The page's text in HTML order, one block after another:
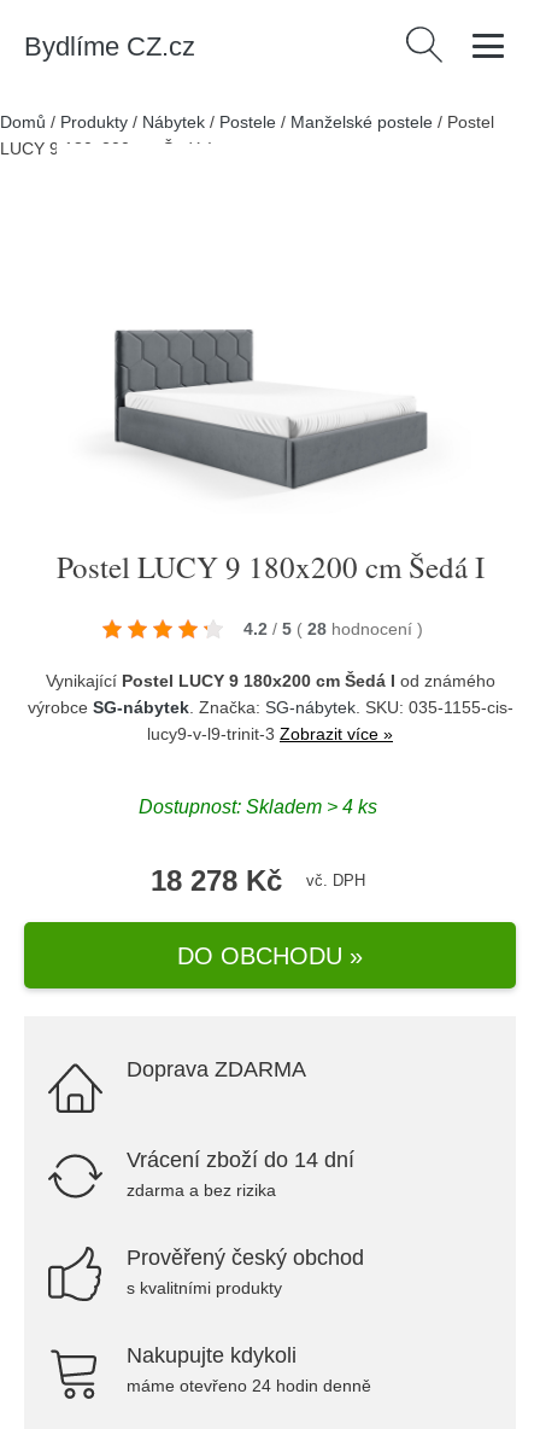
Bydlíme CZ.cz Vyhledávání
Domů / Produkty / Nábytek / Postele / Manželské postele / Postel
LUCY 9 180x200 cm Šedá I
Postel LUCY 9 180x200 cm Šedá I
4.2 / 5 ( 28 hodnocení )
Vynikající Postel LUCY 9 180x200 cm Šedá I od známého
výrobce SG-nábytek. Značka: SG-nábytek. SKU: 035-1155-cis-
lucy9-v-l9-trinit-3 Zobrazit více »
Dostupnost: Skladem > 4 ks
18 278 Kč vč. DPH
DO OBCHODU »
Doprava ZDARMA
Vrácení zboží do 14 dní
zdarma a bez rizika
Prověřený český obchod
s kvalitními produkty
Nakupujte kdykoli
máme otevřeno 24 hodin denně